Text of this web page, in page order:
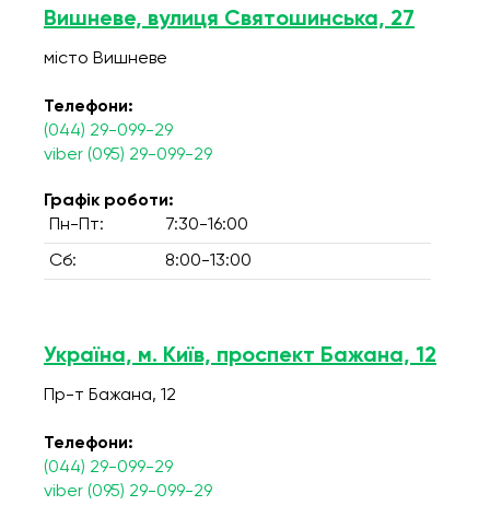
Вишневе, вулиця Святошинська, 27
місто Вишневе
Телефони:
(044) 29-099-29
viber (095) 29-099-29
Графік роботи:
Пн-Пт:
7:30-16:00
Сб: 8:00-13:00
Україна, м. Київ, проспект Бажана, 12
Пр-т Бажана, 12
Телефони:
(044) 29-099-29
viber (095) 29-099-29